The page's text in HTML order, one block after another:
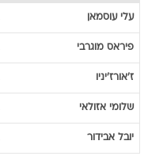
עלי עוסמאן
פיראס מוגרבי
ז'אורז'יניו
שלומי אזולאי
יובל אבידור